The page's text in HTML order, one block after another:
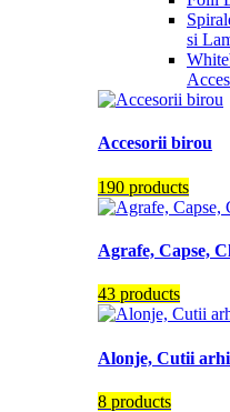
si
Accesorii birou
190 products
Agrafe, Capse,
43 products
Alonje, Cutii
8 products